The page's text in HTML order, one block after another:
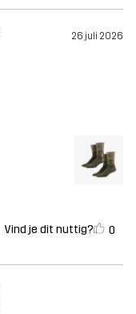
26 juli 2026
Vind je dit nuttig? 0